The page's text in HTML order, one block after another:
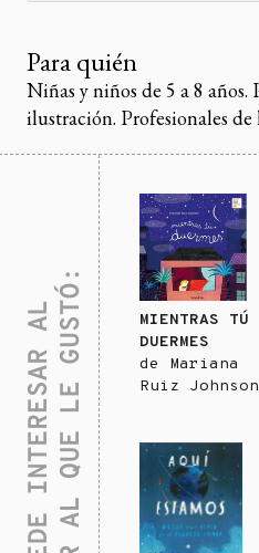
Para quién
Niñas y niños de 5 a 8 años.
ilustración. Profesionales de
MIENTRAS TÚ
DUERMES
de Mariana
Ruiz Johnson